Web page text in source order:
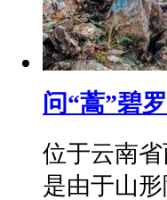
问“蒿”碧
位于云南
是由于山